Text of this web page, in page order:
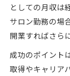
としての月収は
サロン勤務の場
開業すればさら
成功のポイント
取得やキャリア